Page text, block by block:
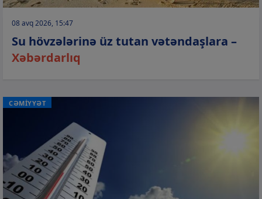
08 avq 2026, 15:47
Su hövzələrinə üz tutan vətəndaşlara –
Xəbərdarlıq
CƏMİYYƏT